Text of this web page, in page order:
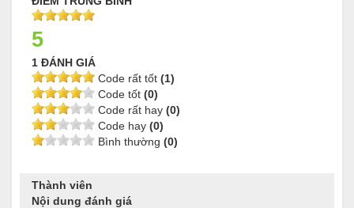
5
1 ĐÁNH GIÁ
Code rất tốt (1)
Code tốt (0)
Code rất hay (0)
Code hay (0)
Bình thường (0)
Thành viên
Nội dung đánh giá